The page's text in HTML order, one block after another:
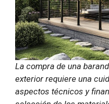
La compra de una
exterior requiere una
aspectos técnicos y